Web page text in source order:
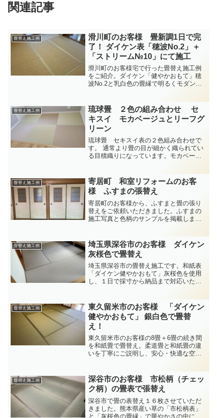
関連記事
畳替え施工例
滑川町のお客様 畳新調1日で完
了！ ダイケン表「穂波No.2」＋
「ストリーム№10」にて施工
滑川町のお客様宅で行った畳替え施工例
をご紹介。ダイケン「健やかおもて」穂
波No.2と乳白色の畳縁で明るくモダンな
畳替え施工例
琉球畳 ２色の組み合わせ セ
キスイ モカベージュとリーフグ
リーン
琉球畳 セキスイ表の２色組み合わせで
す。 通常より畳の目が細かく織られてい
る目積織りになっています。モカベージ
畳替え施工例
寄居町 和室リフォームのお客
様 ふすまの張替え
寄居町のお客様から、ふすまと畳の張り
替えをご依頼いただきました。ふすまの
施工写真と色柄のサンプルを掲載します
畳替え施工例
埼玉県深谷市のお客様 ダイケン
灰桜色で畳替え
埼玉県深谷市の畳替え施工です。和紙表
「ダイケン健やかおもて」灰桜色を使用
し、１日で採寸から納品まで対応いたし
す！ 寄居町・熊谷市など近隣地域でも畳
替えや襖・障子張替えも承っておりま
す。
畳替え施工例
東久留米市のお客様 「ダイケン
健やかおもて」 銀白色で畳替
え！
東久留米市のお客様の8畳＋6畳の続き間
を和紙畳で畳替え。柔道畳と和紙畳の違
いを丁寧にご説明し、安心・快適な空間
畳替え施工例
深谷市のお客様 市松柄（チェッ
ク柄）の畳表で張替え
深谷市で畳の表替え１６枚させていただ
きました。熊本県産い草の「市松柄表」
と「灰桜色の畳縁」で華やかさの中にも